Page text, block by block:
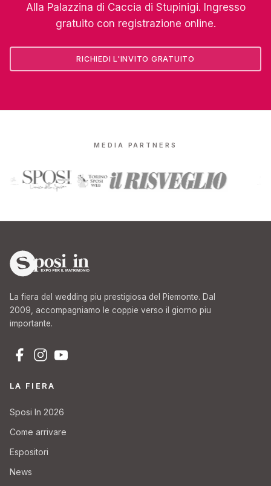
Alla Palazzina di Caccia di Stupinigi. Ingresso
gratuito con registrazione online.
RICHIEDI L'INVITO GRATUITO
MEDIA PARTNERS
La fiera del wedding piu prestigiosa del Piemonte. Dal
2009, accompagniamo le coppie verso il giorno piu
importante.
LA FIERA
Sposi In 2026
Come arrivare
Espositori
News